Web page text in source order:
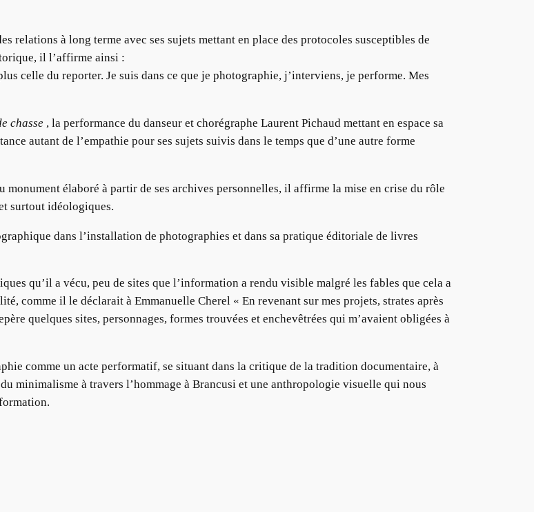
relations à long terme avec ses sujets mettant en place des protocoles susceptibles de
il l’affirme ainsi :
celle du reporter. Je suis dans ce que je photographie, j’interviens, je performe. Mes
chasse , la performance du danseur et chorégraphe Laurent Pichaud mettant en espace sa
autant de l’empathie pour ses sujets suivis dans le temps que d’une autre forme
monument élaboré à partir de ses archives personnelles, il affirme la mise en crise du rôle
surtout idéologiques.
dans l’installation de photographies et dans sa pratique éditoriale de livres
qu’il a vécu, peu de sites que l’information a rendu visible malgré les fables que cela a
comme il le déclarait à Emmanuelle Cherel « En revenant sur mes projets, strates après
quelques sites, personnages, formes trouvées et enchevêtrées qui m’avaient obligées à
comme un acte performatif, se situant dans la critique de la tradition documentaire, à
minimalisme à travers l’hommage à Brancusi et une anthropologie visuelle qui nous